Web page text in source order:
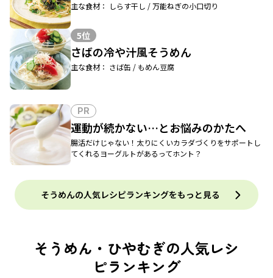
主な食材： しらす干し / 万能ねぎの小口切り
5位
さばの冷や汁風そうめん
主な食材： さば缶 / もめん豆腐
PR
運動が続かない…とお悩みのかたへ
腸活だけじゃない！太りにくいカラダづくりをサポートし
てくれるヨーグルトがあるってホント？
そうめんの人気レシピランキングをもっと見る
そうめん・ひやむぎの人気レシ
ピランキング